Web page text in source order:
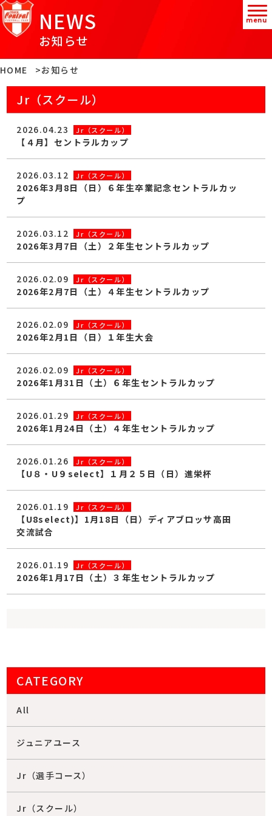
NEWS
お知らせ
HOME お知らせ
Jr（スクール）
2026.04.23 Jr（スクール）
【４月】セントラルカップ
2026.03.12 Jr（スクール）
2026年3月8日（日）６年生卒業記念セントラルカッ
プ
2026.03.12 Jr（スクール）
2026年3月7日（土）２年生セントラルカップ
2026.02.09 Jr（スクール）
2026年2月7日（土）４年生セントラルカップ
2026.02.09 Jr（スクール）
2026年2月1日（日）１年生大会
2026.02.09 Jr（スクール）
2026年1月31日（土）６年生セントラルカップ
2026.01.29 Jr（スクール）
2026年1月24日（土）４年生セントラルカップ
2026.01.26 Jr（スクール）
【U８・U９select】１月２５日（日）進栄杯
2026.01.19 Jr（スクール）
【U8select)】1月18日（日）ディアブロッサ高田
交流試合
2026.01.19 Jr（スクール）
2026年1月17日（土）３年生セントラルカップ
CATEGORY
All
ジュニアユース
Jr（選手コース）
Jr（スクール）
menu